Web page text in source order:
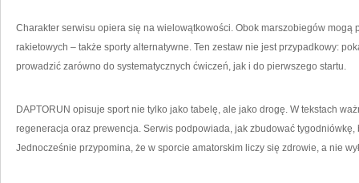
Charakter serwisu opiera się na wielowątkowości. Obok marszobiegów
rakietowych – także sporty alternatywne. Ten zestaw nie jest przypadkowy:
prowadzić zarówno do systematycznych ćwiczeń, jak i do pierwszego startu.
DAPTORUN opisuje sport nie tylko jako tabelę, ale jako drogę. W tekstach
regeneracja oraz prewencja. Serwis podpowiada, jak zbudować
Jednocześnie przypomina, że w sporcie amatorskim liczy się zdrowie, a nie